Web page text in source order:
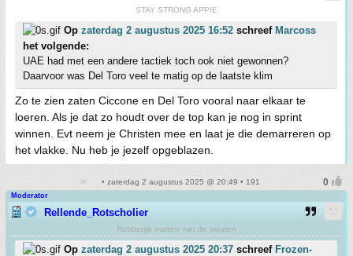
STAY STRONG APPIE
Op zaterdag 2 augustus 2025 16:52 schreef Marcoss
het volgende:
UAE had met een andere tactiek toch ook niet gewonnen?
Daarvoor was Del Toro veel te matig op de laatste klim
Zo te zien zaten Ciccone en Del Toro vooral naar elkaar te
loeren. Als je dat zo houdt over de top kan je nog in sprint
winnen. Evt neem je Christen mee en laat je die demarreren op
het vlakke. Nu heb je jezelf opgeblazen.
• zaterdag 2 augustus 2025 @ 20:49 • 191
Moderator
Rellende_Rotscholier
Robbertje matten met de wouten
Op zaterdag 2 augustus 2025 20:37 schreef Frozen-